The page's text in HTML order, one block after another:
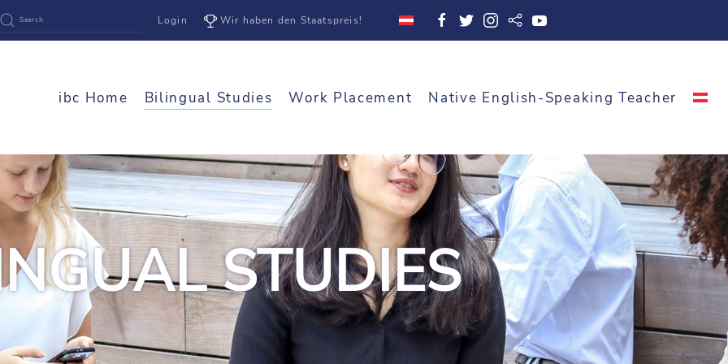
Login Wir haben den Staatspreis!
ibc Home Bilingual Studies Work Placement Native English-Speaking Teacher
STUDIES